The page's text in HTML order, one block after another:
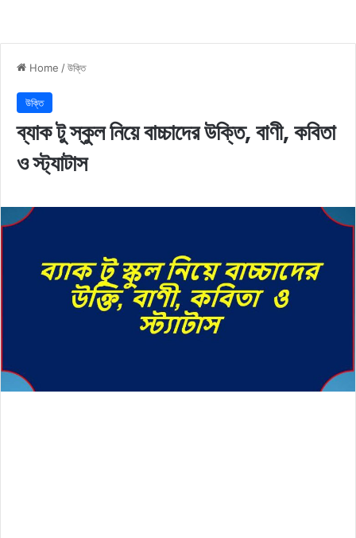
Home /উক্তি
উক্তি
ব্যাক টু স্কুল নিয়ে বাচ্চাদের উক্তি, বাণী, কবিতা
ও স্ট্যাটাস